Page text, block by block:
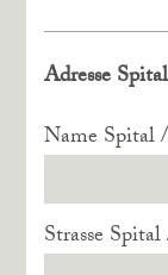
Adresse
Name Spital
Strasse